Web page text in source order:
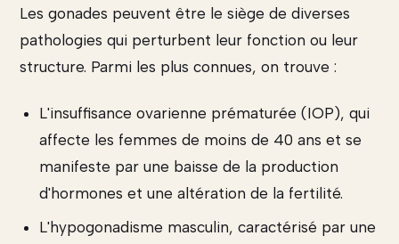
Les gonades peuvent être le siège de diverses
pathologies qui perturbent leur fonction ou leur
structure. Parmi les plus connues, on trouve :
L'insuffisance ovarienne prématurée (IOP), qui
affecte les femmes de moins de 40 ans et se
manifeste par une baisse de la production
d'hormones et une altération de la fertilité.
L'hypogonadisme masculin, caractérisé par une